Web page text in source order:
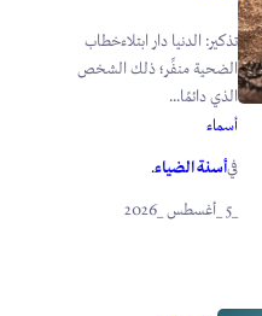
تذكير: الدنيا دار ابتلاءخطاب
الضحية منفِّر؛ ذلك الشخص
الذي دائمًا...
أسماء
فيأسنة الضياء.
_5 _أغسطس _2026